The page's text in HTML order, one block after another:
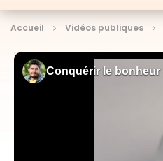
Accueil Vidéos publiques